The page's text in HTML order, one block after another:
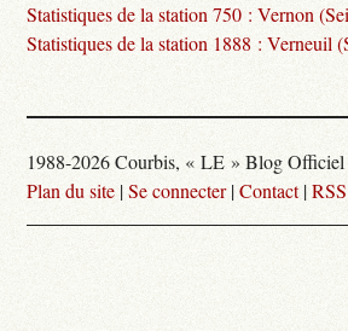
Statistiques de la station 750 : Vernon
Statistiques de la station 1888 : Verneuil
1988-2026 Courbis, « LE » Blog Officiel
Plan du site |Se connecter|Contact|